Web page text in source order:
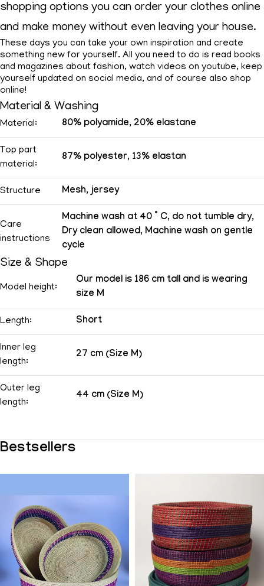
shopping options you can order your clothes online
and make money without even leaving your house.
These days you can take your own inspiration and create
something new for yourself. All you need to do is read books
and magazines about fashion, watch videos on youtube, keep
yourself updated on social media, and of course also shop
online!
Material & Washing
Material: 80% polyamide, 20% elastane
Top part
material:
87% polyester, 13% elastan
Structure Mesh, jersey
Care
instructions
Machine wash at 40 ° C, do not tumble dry,
Dry clean allowed, Machine wash on gentle
cycle
Size & Shape
Model height:
Our model is 186 cm tall and is wearing
size M
Length: Short
Inner leg
length:
27 cm (Size M)
Outer leg
length:
44 cm (Size M)
Bestsellers